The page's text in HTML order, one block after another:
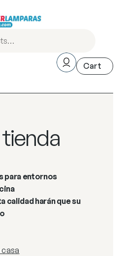
para entornos
calidad harán que su